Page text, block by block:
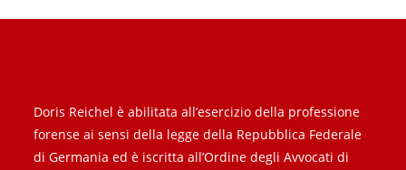
Doris Reichel è abilitata all’esercizio della professione
forense ai sensi della legge della Repubblica Federale
di Germania ed è iscritta all’Ordine degli Avvocati di